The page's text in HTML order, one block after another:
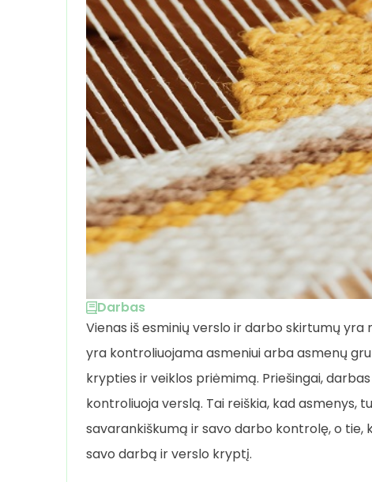
Darbas
Vienas iš esminių verslo ir darbo skirtumų
yra kontroliuojama asmeniui arba asmenų
krypties ir veiklos priėmimą. Priešingai,
kontroliuoja verslą. Tai reiškia, kad asmenys,
savarankiškumą ir savo darbo kontrolę, o tie,
savo darbą ir verslo kryptį.